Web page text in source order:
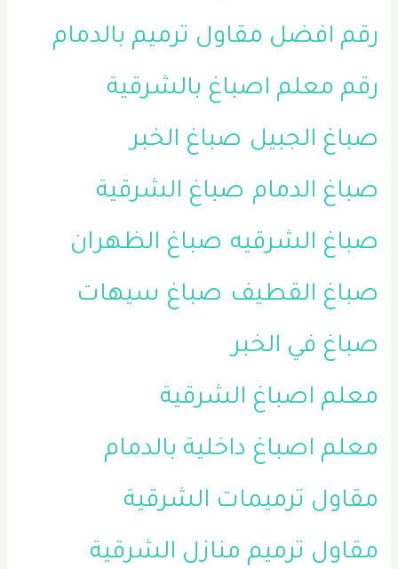
رقم افضل مقاول ترميم بالدمام
رقم معلم اصباغ بالشرقية
صباغ الجبيل صباغ الخبر
صباغ الدمام صباغ الشرقية
صباغ الشرقيه صباغ الظهران
صباغ القطيف صباغ سيهات
صباغ في الخبر
معلم اصباغ الشرقية
معلم اصباغ داخلية بالدمام
مقاول ترميمات الشرقية
مقاول ترميم منازل الشرقية